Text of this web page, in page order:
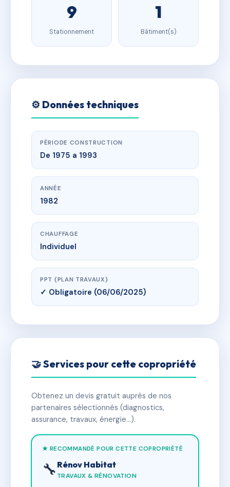
9
Stationnement
1
Bâtiment(s)
⚙️ Données techniques
PÉRIODE CONSTRUCTION
De 1975 a 1993
ANNÉE
1982
CHAUFFAGE
Individuel
PPT (PLAN TRAVAUX)
✓ Obligatoire (06/06/2025)
🤝 Services pour cette copropriété
Obtenez un devis gratuit auprès de nos
partenaires sélectionnés (diagnostics,
assurance, travaux, énergie…).
★ RECOMMANDÉ POUR CETTE COPROPRIÉTÉ
🔧 Rénov Habitat
TRAVAUX & RÉNOVATION